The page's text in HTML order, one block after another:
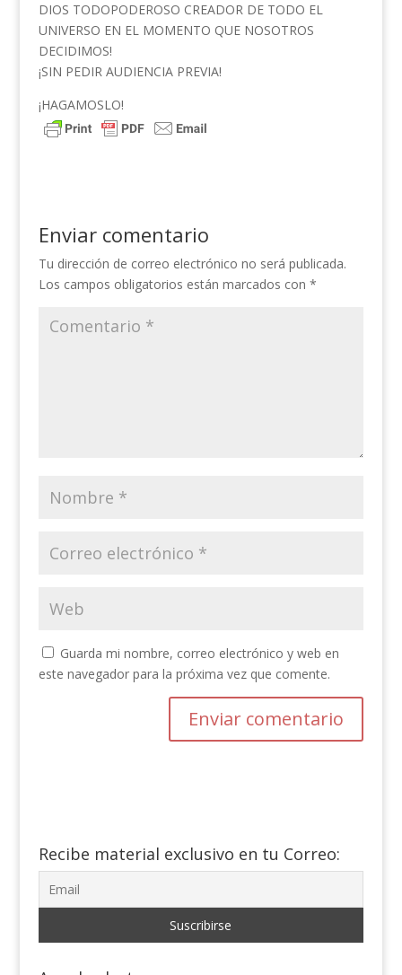
DIOS TODOPODEROSO CREADOR DE TODO EL
UNIVERSO EN EL MOMENTO QUE NOSOTROS
DECIDIMOS!
¡SIN PEDIR AUDIENCIA PREVIA!
¡HAGAMOSLO!
Enviar comentario
Tu dirección de correo electrónico no será publicada.
Los campos obligatorios están marcados con *
Guarda mi nombre, correo electrónico y web en
este navegador para la próxima vez que comente.
Recibe material exclusivo en tu Correo: